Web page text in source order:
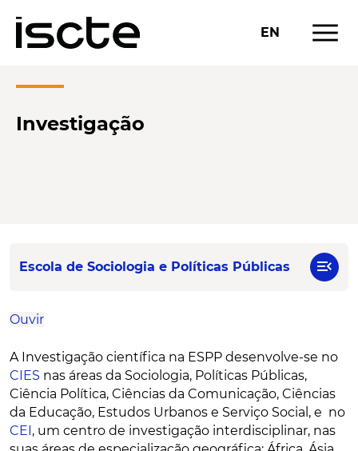
EN menu
Investigação
Escola de Sociologia e Políticas Públicas menu_open
Ouvir
A Investigação científica na ESPP desenvolve-se no
CIES nas áreas da Sociologia, Políticas Públicas,
Ciência Política, Ciências da Comunicação, Ciências
da Educação, Estudos Urbanos e Serviço Social, e no
CEI, um centro de investigação interdisciplinar, nas